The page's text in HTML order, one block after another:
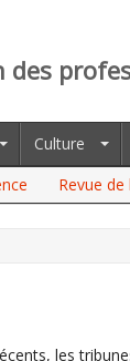
Culture
Revue
les